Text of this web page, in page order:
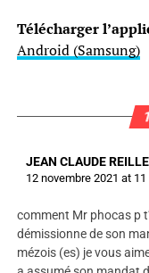
Télécharger
Android (Samsung)
JEAN CLAUDE
12 novembre 2021 at
comment Mr phocas p
démissionne de son
mézois (es) je vous